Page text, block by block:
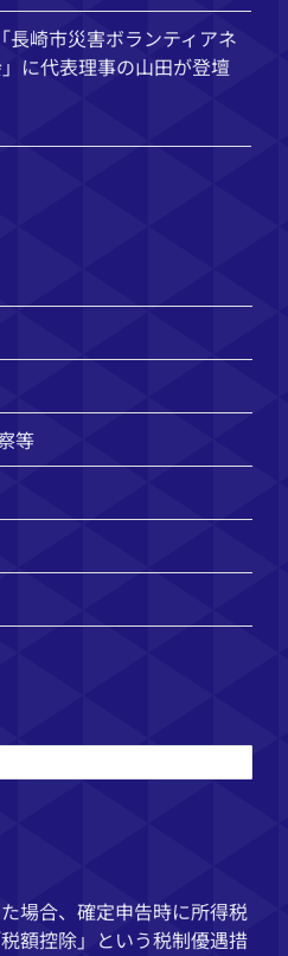
長崎市災害ボランティアネ
に代表理事の山田が登壇
等
場合、確定申告時に所得税
額控除」という税制優遇措